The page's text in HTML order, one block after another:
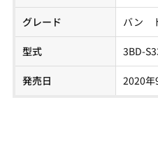
グレード バン
型式 3BD-
発売日 2020年